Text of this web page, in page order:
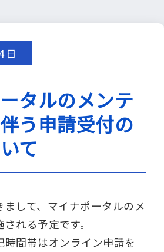
日
タルのメンテ
う申請受付の
て
まして、マイナポータルのメ
れる予定です。
時間帯はオンライン申請を